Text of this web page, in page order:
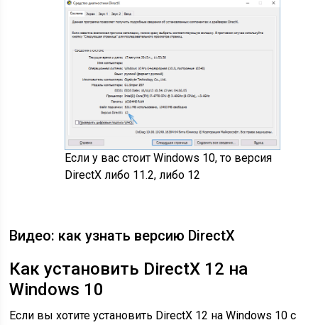
Если у вас стоит Windows 10, то версия
DirectX либо 11.2, либо 12
Видео: как узнать версию DirectX
Как установить DirectX 12 на
Windows 10
Если вы хотите установить DirectX 12 на Windows 10 с